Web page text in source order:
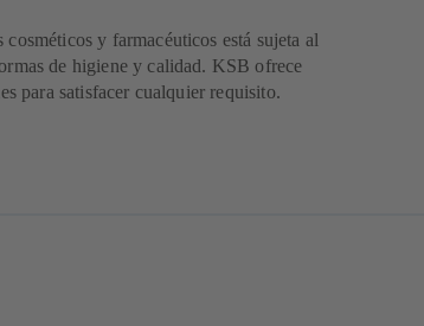
y farmacéuticos está sujeta al
de higiene y calidad. KSB ofrece
para satisfacer cualquier requisito.